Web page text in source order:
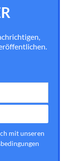
mit unseren